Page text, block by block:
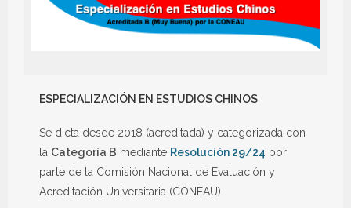
ESPECIALIZACIÓN EN ESTUDIOS CHINOS
Se dicta desde 2018 (acreditada) y categorizada con
la Categoría B mediante Resolución 29/24 por
parte de la Comisión Nacional de Evaluación y
Acreditación Universitaria (CONEAU)